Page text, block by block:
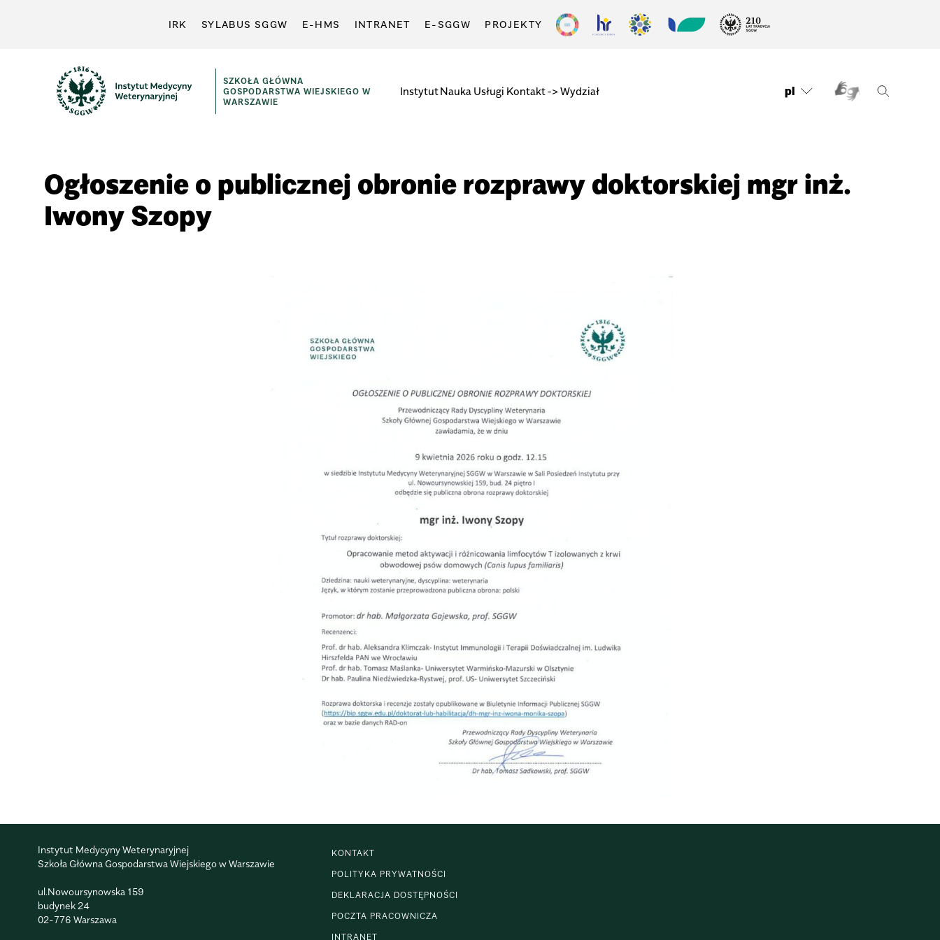
IRK SYLABUS SGGW E-HMS INTRANET E-SGGW PROJEKTY
SZKOŁA GŁÓWNA
GOSPODARSTWA WIEJSKIEGO W
WARSZAWIE
InstytutNauka Usługi Kontakt-> Wydział pl
Ogłoszenie o publicznej obronie rozprawy doktorskiej mgr inż.
Iwony Szopy
Instytut Medycyny Weterynaryjnej
Szkoła Główna Gospodarstwa Wiejskiego w Warszawie
ul.Nowoursynowska 159
budynek 24
02-776 Warszawa
KONTAKT
POLITYKA PRYWATNOŚCI
DEKLARACJA DOSTĘPNOŚCI
POCZTA PRACOWNICZA
INTRANET